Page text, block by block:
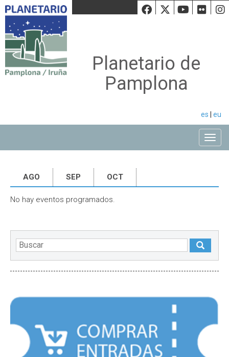
Facebook
Twiiter
Planetario de
Pamplona
es eu
AGO SEP OCT
No hay eventos programados.